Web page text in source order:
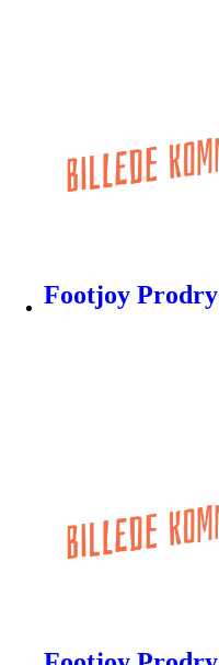
Footjoy